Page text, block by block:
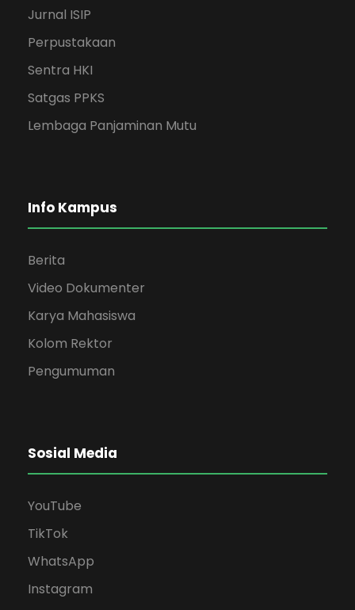
Jurnal ISIP
Perpustakaan
Sentra HKI
Satgas PPKS
Lembaga Panjaminan Mutu
Info Kampus
Berita
Video Dokumenter
Karya Mahasiswa
Kolom Rektor
Pengumuman
Sosial Media
YouTube
TikTok
WhatsApp
Instagram